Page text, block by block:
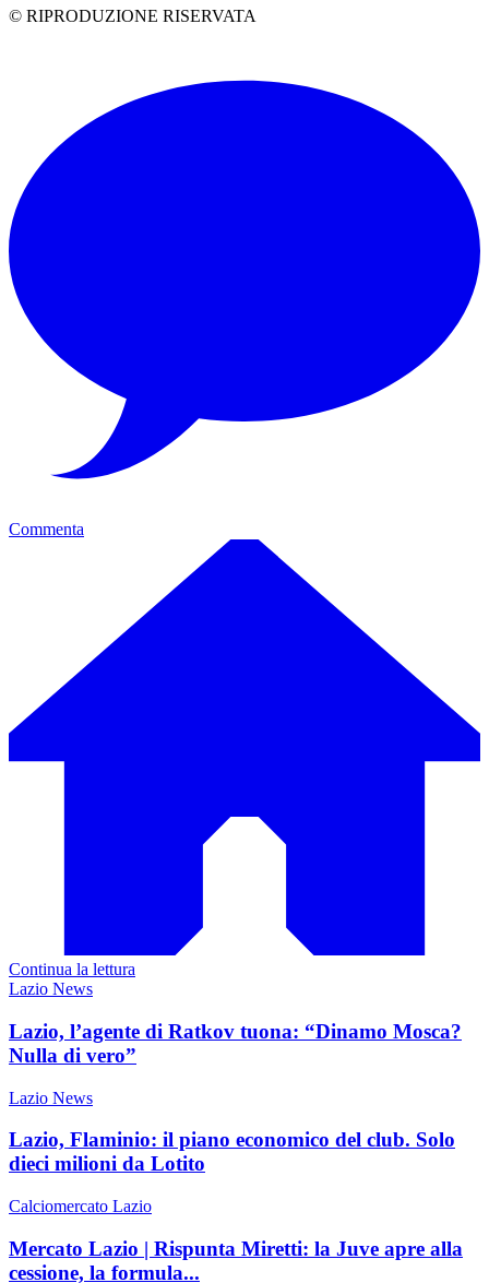
© RIPRODUZIONE RISERVATA
Commenta
Continua la lettura
Lazio News
Lazio, l’agente di Ratkov tuona: “Dinamo Mosca?
Nulla di vero”
Lazio News
Lazio, Flaminio: il piano economico del club. Solo
dieci milioni da Lotito
Calciomercato Lazio
Mercato Lazio | Rispunta Miretti: la Juve apre alla
cessione, la formula...